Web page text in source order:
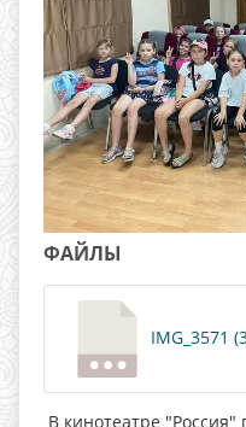
ФАЙЛЫ
IMG_3571
В кинотеатре